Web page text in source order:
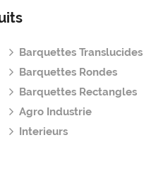
Barquettes Translucides
Barquettes Rondes
Barquettes Rectangles
Agro Industrie
Interieurs